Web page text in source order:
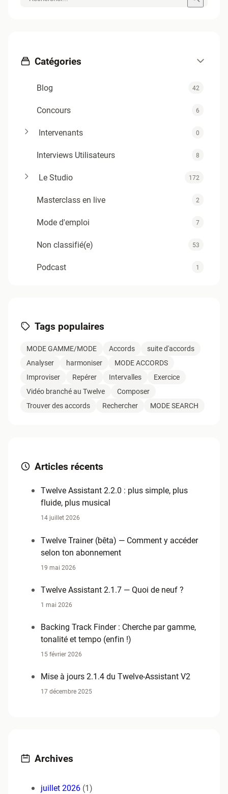
Catégories
Blog 42
Concours 6
Intervenants 0
Interviews Utilisateurs 8
Le Studio 172
Masterclass en live 2
Mode d'emploi 7
Non classifié(e) 53
Podcast 1
Zold - Articles TAV1
Tags populaires
MODE GAMME/MODE Accords
suite d'accords
Analyser
harmoniser
MODE ACCORDS
Improviser
Repérer Intervalles
Exercice
Vidéo branché au Twelve
Composer
Trouver des accords
Rechercher MODE SEARCH
Articles récents
Twelve Assistant 2.2.0 : plus simple, plus
fluide, plus musical
14 juillet 2026
Twelve Trainer (bêta) — Comment y accéder
selon ton abonnement
19 mai 2026
Twelve Assistant 2.1.7 — Quoi de neuf ?
1 mai 2026
Backing Track Finder : Cherche par gamme,
tonalité et tempo (enfin !)
15 février 2026
Mise à jours 2.1.4 du Twelve-Assistant V2
17 décembre 2025
Archives
juillet 2026 (1)